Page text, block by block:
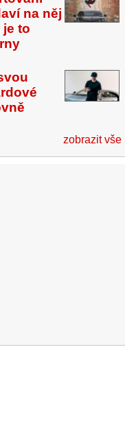
na něj
je to
zobrazit vše